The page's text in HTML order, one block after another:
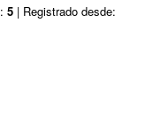
5 | Registrado desde: